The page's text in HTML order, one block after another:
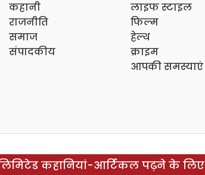
कहानी
राजनीति
समाज
संपादकीय
लाइफ स्टाइल
फिल्म
हेल्थ
क्राइम
आपकी समस्याएं
कहानियां-आर्टिकल पढ़ने के लिए